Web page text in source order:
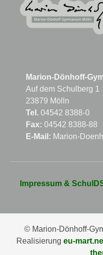
Marion-Dönhoff-
Auf dem Schulberg 1
23879 Mölln
Tel. 04542 8388-0
Fax: 04542 8388-88
E-Mail: Marion-
überspringen
Impressum &
© Marion-Dönhoff-
Realisierung eu-